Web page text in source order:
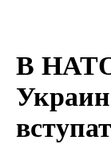
В НАТО